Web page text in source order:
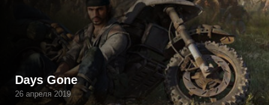
Days Gone
26 апреля 2019